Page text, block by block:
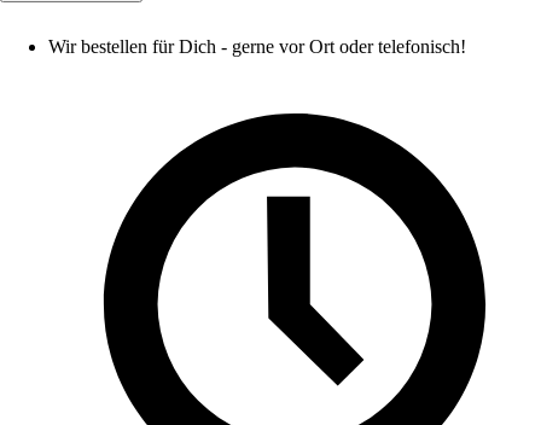
Wir bestellen für Dich - gerne vor Ort oder telefonisch!